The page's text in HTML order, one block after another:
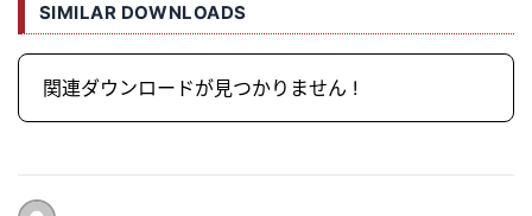
SIMILAR DOWNLOADS
関連ダウンロードが見つかりません !